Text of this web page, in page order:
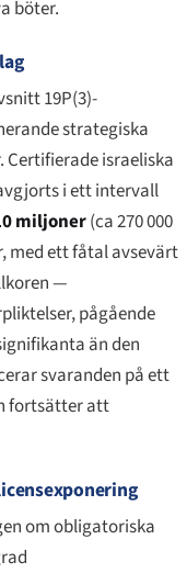
böter.
19P(3)-
strategiska
israeliska
i ett intervall
miljoner(ca 270 000
med ett fåtal avsevärt
—
pågående
än den
svaranden på ett
fortsätter att
om obligatoriska